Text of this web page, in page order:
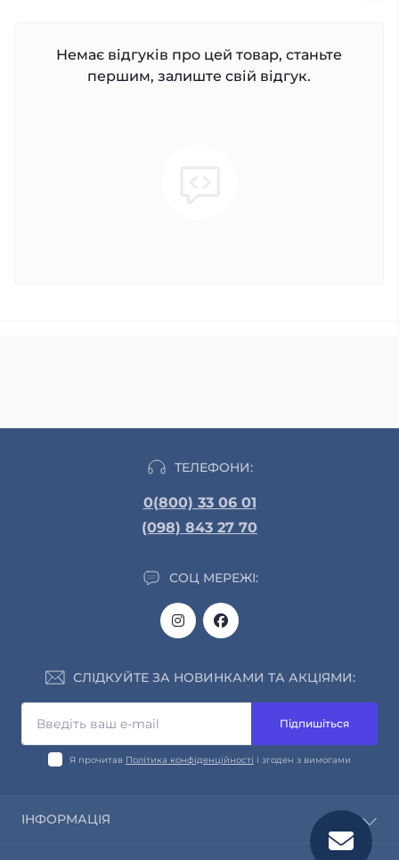
Немає відгуків про цей товар, станьте
першим, залиште свій відгук.
ТЕЛЕФОНИ:
0(800) 33 06 01
(098) 843 27 70
СОЦ МЕРЕЖІ:
СЛІДКУЙТЕ ЗА НОВИНКАМИ ТА АКЦІЯМИ:
Підпишіться
Я прочитав Політика конфіденційності і згоден з вимогами
ІНФОРМАЦІЯ